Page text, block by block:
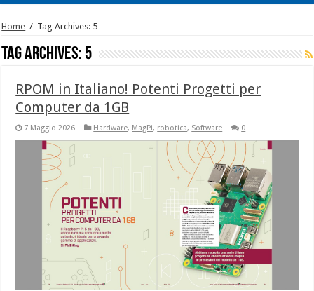
Home / Tag Archives: 5
Tag Archives: 5
RPOM in Italiano! Potenti Progetti per
Computer da 1GB
7 Maggio 2026 Hardware, MagPi, robotica, Software 0